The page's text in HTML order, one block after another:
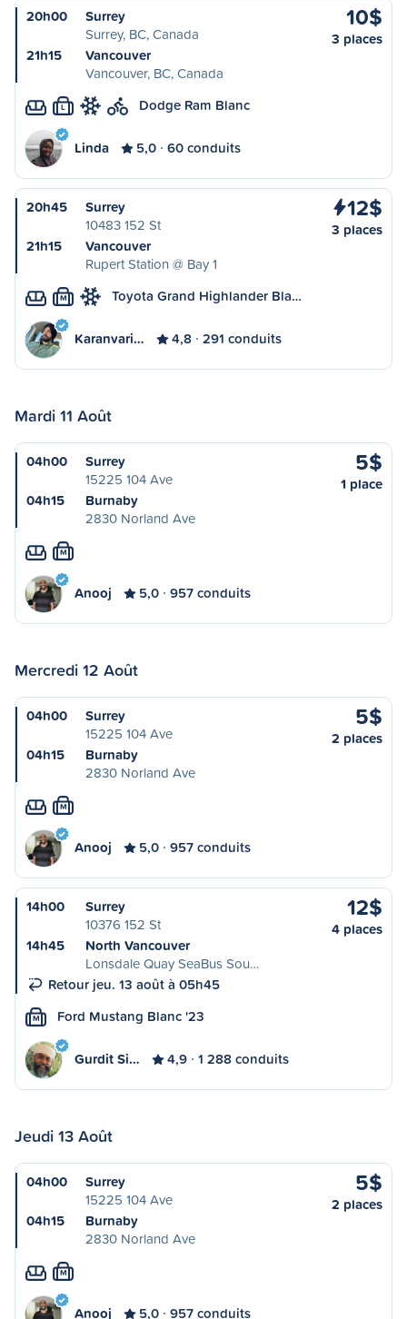
20h00
Surrey
Surrey, BC, Canada
21h15
Vancouver
Vancouver, BC, Canada
10$
3 places
L Dodge Ram Blanc
Linda 5,0 60 conduits
20h45
Surrey
10483 152 St
21h15
Vancouver
Rupert Station @ Bay 1
12$
3 places
M Toyota Grand Highlander Bla…
Karanvari… 4,8 291 conduits
Mardi 11 Août
04h00
Surrey
15225 104 Ave
04h15
Burnaby
2830 Norland Ave
5$
1 place
M
Anooj 5,0 957 conduits
Mercredi 12 Août
04h00
Surrey
15225 104 Ave
04h15
Burnaby
2830 Norland Ave
5$
2 places
M
Anooj 5,0 957 conduits
14h00
Surrey
10376 152 St
14h45
North Vancouver
Lonsdale Quay SeaBus Sou…
Retour jeu. 13 août à 05h45
12$
4 places
M Ford Mustang Blanc '23
Gurdit Si… 4,9 1 288 conduits
Jeudi 13 Août
04h00
Surrey
15225 104 Ave
04h15
Burnaby
2830 Norland Ave
5$
2 places
M
Anooj 5,0 957 conduits